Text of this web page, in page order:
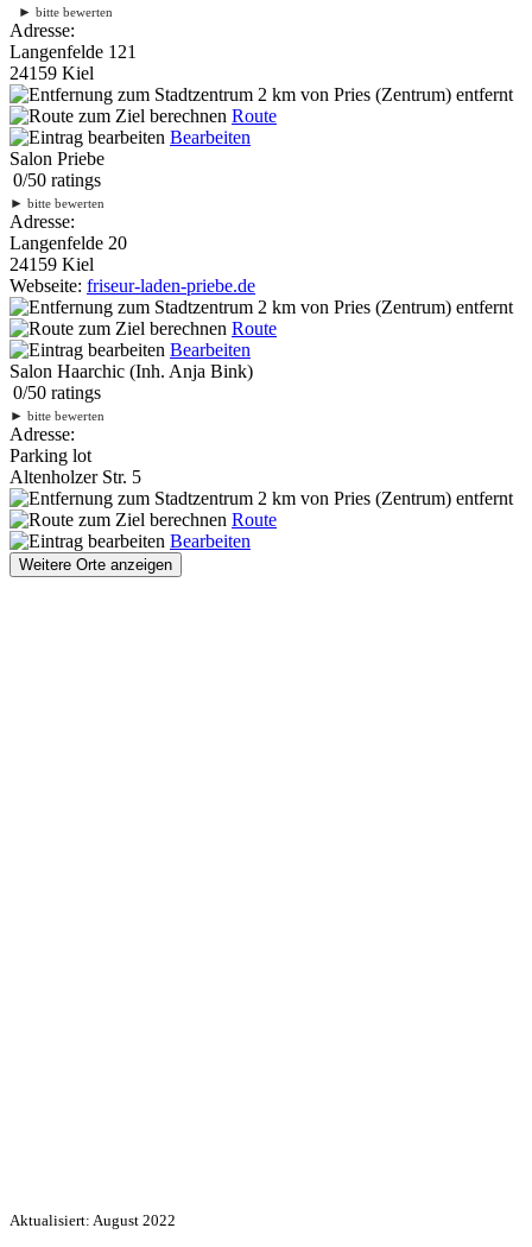
► bitte bewerten
Adresse:
Langenfelde 121
24159 Kiel
2 km von Pries (Zentrum) entfernt
Route
Bearbeiten
Salon Priebe
0/50 ratings
► bitte bewerten
Adresse:
Langenfelde 20
24159 Kiel
Webseite: friseur-laden-priebe.de
2 km von Pries (Zentrum) entfernt
Route
Bearbeiten
Salon Haarchic (Inh. Anja Bink)
0/50 ratings
► bitte bewerten
Adresse:
Parking lot
Altenholzer Str. 5
2 km von Pries (Zentrum) entfernt
Route
Bearbeiten
Weitere Orte anzeigen
Aktualisiert: August 2022